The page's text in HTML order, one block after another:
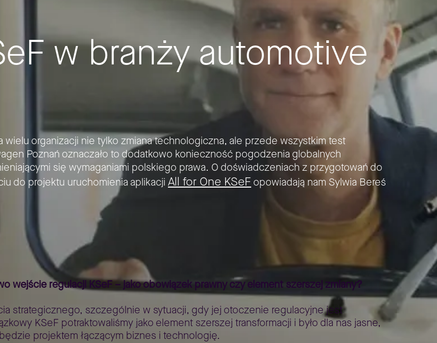
w branży automotive
wielu organizacji nie tylko zmiana technologiczna, ale przede wszystkim test
Poznań oznaczało to dodatkowo konieczność pogodzenia globalnych
się wymaganiami polskiego prawa. O doświadczeniach z przygotowań do
do projektu uruchomienia aplikacji All for One KSeF opowiadają nam Sylwia Bereś
for One KSeF w branży automotive
wejście regulacji KSeF – jako obowiązek prawny czy element szerszej zmiany?
strategicznego, szczególnie w sytuacji, gdy jej otoczenie regulacyjne jest
KSeF potraktowaliśmy jako element szerszej transformacji i było dla nas jasne,
projektem łączącym biznes i technologię.